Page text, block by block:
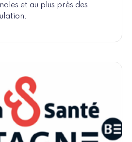
et au plus près des